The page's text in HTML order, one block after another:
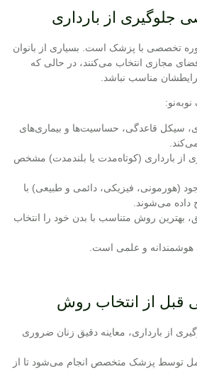
تخصصی با پزشک است. بسیاری از بانوان
مجازی انتخاب می‌کنند، در حالی که
مناسب نباشد.
سیکل قاعدگی، حساسیت‌ها و بیماری‌های
از بارداری (کوتاه‌مدت یا بلندمدت) مشخص
(هورمونی، فیزیکی، دائمی و طبیعی) با
داده می‌شوند.
بهترین روش متناسب با بدن خود را انتخاب
هوشمندانه و علمی است.
از بارداری، معاینه دقیق زنان ضروری
کامل توسط پزشک متخصص انجام می‌شود تا از